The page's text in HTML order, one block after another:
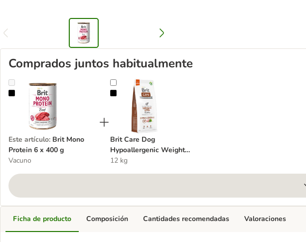
Comprados juntos habitualmente
Brit Mono Protein 6 x 400 g
Este artículo: Brit Mono
Protein 6 x 400 g
Vacuno
Brit Care Dog Hypoallergenic Weight Loss con conejo
Brit Care Dog
Hypoallergenic Weight
Loss con conejo
12 kg
Ficha de producto Composición Cantidades recomendadas Valoraciones